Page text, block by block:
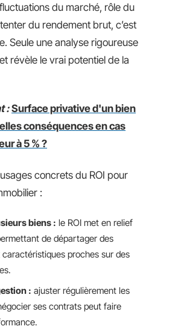
du marché, rôle du
du rendement brut, c’est
Seule une analyse rigoureuse
révèle le vrai potentiel de la
: Surface privative d'un bien
conséquences en cas
à 5 % ?
concrets du ROI pour
:
biens : le ROI met en relief
de départager des
proches sur des
: ajuster régulièrement les
ses contrats peut faire